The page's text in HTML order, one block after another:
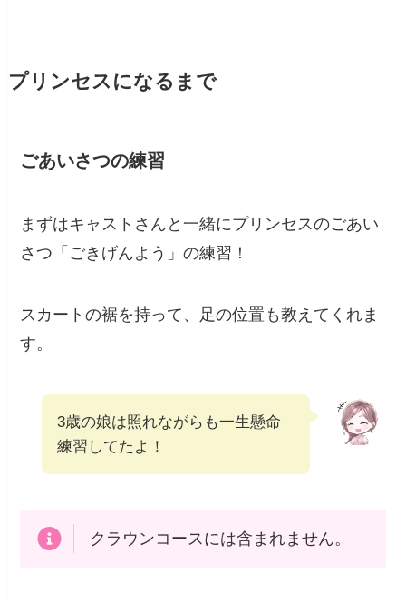
プリンセスになるまで
ごあいさつの練習
まずはキャストさんと一緒にプリンセスのごあい
さつ「ごきげんよう」の練習！
スカートの裾を持って、足の位置も教えてくれま
す。
3歳の娘は照れながらも一生懸命
練習してたよ！
クラウンコースには含まれません。